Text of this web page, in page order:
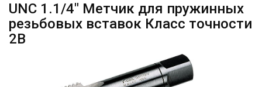
UNC 1.1/4" Метчик для пружинных
резьбовых вставок Класс точности
2B